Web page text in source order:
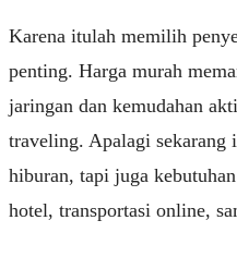
Karena itulah memilih
penting. Harga murah
jaringan dan kemudahan
traveling. Apalagi sekarang
hiburan, tapi juga
hotel, transportasi online,